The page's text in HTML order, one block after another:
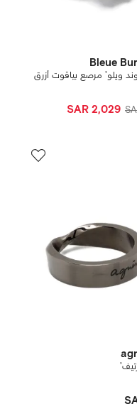
Bleue
ويلو' مرصع بياقوت أزرق
SAR 2,029